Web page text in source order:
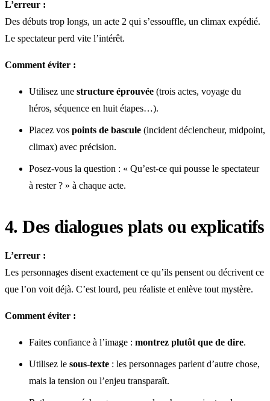
L’erreur :
Des débuts trop longs, un acte 2 qui s’essouffle, un climax expédié.
Le spectateur perd vite l’intérêt.
Comment éviter :
Utilisez une structure éprouvée (trois actes, voyage du
héros, séquence en huit étapes…).
Placez vos points de bascule (incident déclencheur, midpoint,
climax) avec précision.
Posez-vous la question : « Qu’est-ce qui pousse le spectateur
à rester ? » à chaque acte.
4. Des dialogues plats ou explicatifs
L’erreur :
Les personnages disent exactement ce qu’ils pensent ou décrivent ce
que l’on voit déjà. C’est lourd, peu réaliste et enlève tout mystère.
Comment éviter :
Faites confiance à l’image : montrez plutôt que de dire.
Utilisez le sous-texte : les personnages parlent d’autre chose,
mais la tension ou l’enjeu transparaît.